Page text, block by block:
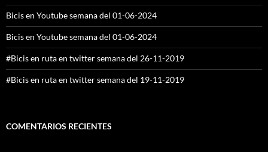
Bicis en Youtube semana del 01-06-2024
Bicis en Youtube semana del 01-06-2024
#Bicis en ruta en twitter semana del 26-11-2019
#Bicis en ruta en twitter semana del 19-11-2019
COMENTARIOS RECIENTES